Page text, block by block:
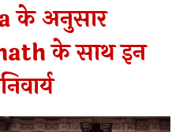
के अनुसार
के साथ इन